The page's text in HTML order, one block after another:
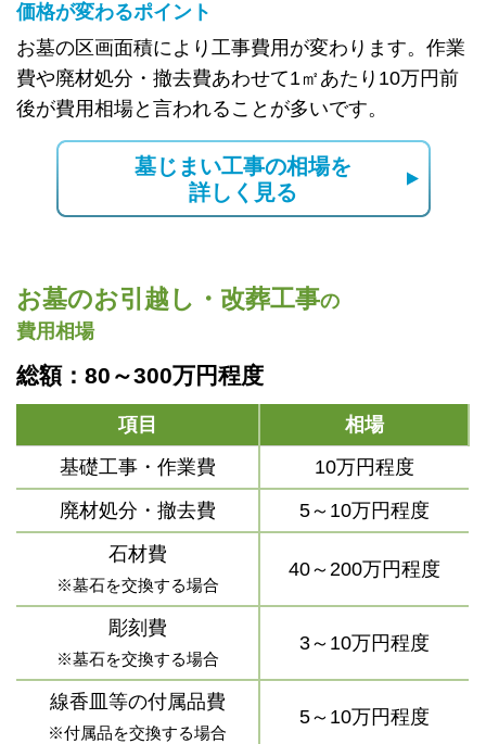
価格が変わるポイント
お墓の区画面積により工事費用が変わります。作業
費や廃材処分・撤去費あわせて1㎡あたり10万円前
後が費用相場と言われることが多いです。
墓じまい工事の相場を
詳しく見る
お墓のお引越し・改葬工事の
費用相場
総額：80～300万円程度
項目
相場
基礎工事・作業費
10万円程度
廃材処分・撤去費
5～10万円程度
石材費
※墓石を交換する場合
40～200万円程度
彫刻費
※墓石を交換する場合
3～10万円程度
線香皿等の付属品費
※付属品を交換する場合
5～10万円程度